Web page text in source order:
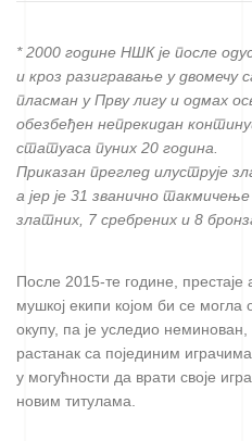
* 2000 године НШК је после
и кроз разигравање у
пласман у Прву лигу и одмах
обезбеђен непрекидан
статуаса пуних 20 година.
Приказан преглед илуструје
а јер је 31 званично
златних, 7 сребрених и 8
После 2015-те године,
мушкој екипи којом би се могла
окупу, па је уследио
растанак са појединим
у могућности да врати своје
новим титулама.